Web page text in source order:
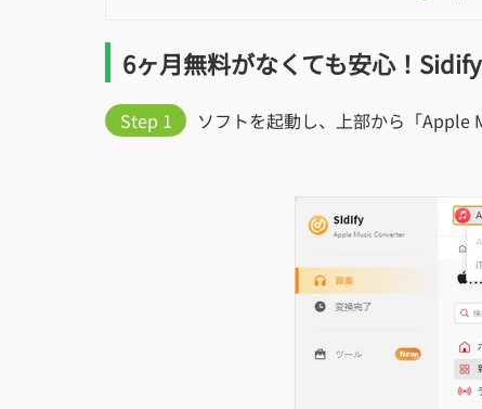
6ヶ月無料がなくても安心！
Step 1 ソフトを起動し、上部から「Apple